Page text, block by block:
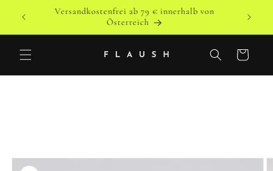
zum
Versandkostenfrei ab 79 € innerhalb von
Österreich
Warenkorb